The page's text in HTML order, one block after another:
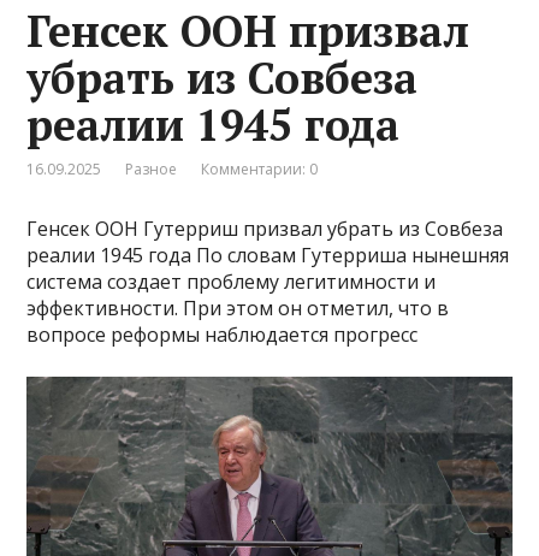
Генсек ООН призвал
убрать из Совбеза
реалии 1945 года
16.09.2025 Разное Комментарии: 0
Генсек ООН Гутерриш призвал убрать из Совбеза
реалии 1945 года По словам Гутерриша нынешняя
система создает проблему легитимности и
эффективности. При этом он отметил, что в
вопросе реформы наблюдается прогресс